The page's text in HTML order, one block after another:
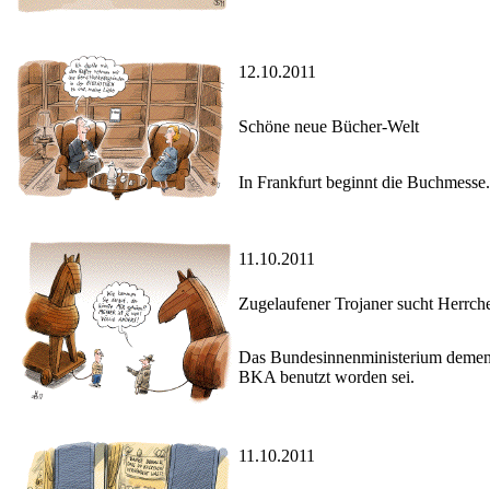
12.10.2011
Schöne neue Bücher-Welt
In Frankfurt beginnt die
11.10.2011
Zugelaufener Trojaner sucht
Das Bundesinnenministerium
BKA benutzt worden sei.
11.10.2011